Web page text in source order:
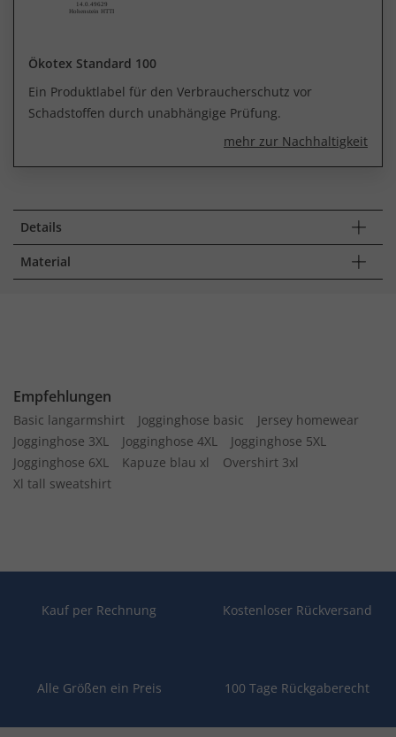
Ökotex Standard 100
Ein Produktlabel für den Verbraucherschutz vor
Schadstoffen durch unabhängige Prüfung.
mehr zur Nachhaltigkeit
Details
Material
Empfehlungen
Basic langarmshirt Jogginghose basic
Jersey homewear
Jogginghose 3XL
Jogginghose 4XL
Jogginghose 5XL
Jogginghose 6XL
Kapuze blau xl
Overshirt 3xl
Xl tall sweatshirt
Kauf per Rechnung Kostenloser Rückversand
Alle Größen ein Preis 100 Tage Rückgaberecht